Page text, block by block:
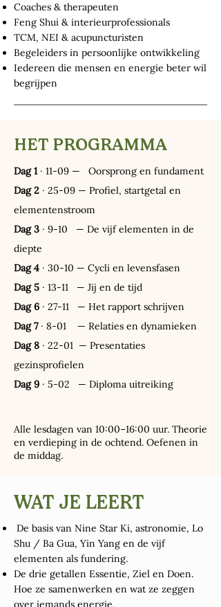
Coaches & therapeuten
Feng Shui & interieurprofessionals
TCM, NEI & acupuncturisten
Begeleiders in persoonlijke ontwikkeling
Iedereen die mensen en energie beter wil
begrijpen
HET PROGRAMMA
Dag 1· 11-09 — Oorsprong en fundament
Dag 2 · 25-09 — Profiel, startgetal en
elementenstroom
Dag 3 · 9-10 — De vijf elementen in de
diepte
Dag 4 · 30-10 — Cycli en levensfasen
Dag 5 · 13-11 — Jij en de tijd
Dag 6 · 27-11 — Het rapport schrijven
Dag 7· 8-01 — Relaties en dynamieken
Dag 8 · 22-01 — Presentaties
gezinsprofielen
Dag 9 · 5-02 — Diploma uitreiking
Alle lesdagen van 10:00–16:00 uur. Theorie
en verdieping in de ochtend. Oefenen in
de middag.
WAT JE LEERT
De basis van Nine Star Ki, astronomie, Lo
Shu / Ba Gua, Yin Yang en de vijf
elementen als fundering.
De drie getallen Essentie, Ziel en Doen.
Hoe ze samenwerken en wat ze zeggen
over iemands energie.